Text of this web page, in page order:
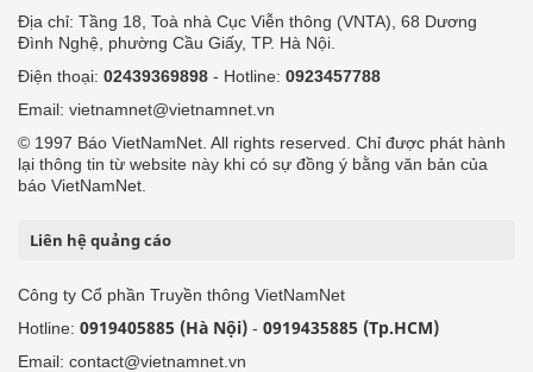
Địa chỉ: Tầng 18, Toà nhà Cục Viễn thông (VNTA), 68 Dương
Đình Nghệ, phường Cầu Giấy, TP. Hà Nội.
Điện thoại: 02439369898 - Hotline: 0923457788
Email: vietnamnet@vietnamnet.vn
© 1997 Báo VietNamNet. All rights reserved. Chỉ được phát hành
lại thông tin từ website này khi có sự đồng ý bằng văn bản của
báo VietNamNet.
Liên hệ quảng cáo
Công ty Cổ phần Truyền thông VietNamNet
Hotline: 0919405885 (Hà Nội) - 0919435885 (Tp.HCM)
Email: contact@vietnamnet.vn